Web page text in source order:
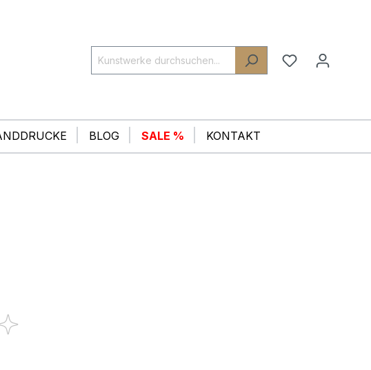
BLOG SALE % KONTAKT